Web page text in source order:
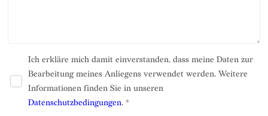
Ich erkläre mich damit einverstanden, dass meine Daten zur
Bearbeitung meines Anliegens verwendet werden. Weitere
Informationen finden Sie in unseren
Datenschutzbedingungen. *